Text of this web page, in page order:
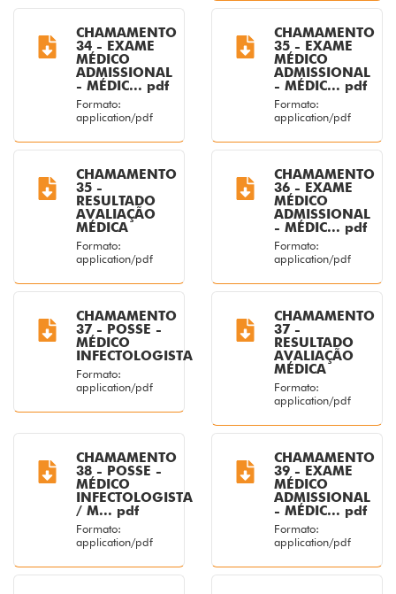
CHAMAMENTO
34 - EXAME
MÉDICO
ADMISSIONAL
- MÉDIC... pdf
Formato:
application/pdf
CHAMAMENTO
35 - EXAME
MÉDICO
ADMISSIONAL
- MÉDIC... pdf
Formato:
application/pdf
CHAMAMENTO
35 -
RESULTADO
AVALIAÇÃO
MÉDICA
Formato:
application/pdf
CHAMAMENTO
36 - EXAME
MÉDICO
ADMISSIONAL
- MÉDIC... pdf
Formato:
application/pdf
CHAMAMENTO
37 - POSSE -
MÉDICO
INFECTOLOGISTA
Formato:
application/pdf
CHAMAMENTO
37 -
RESULTADO
AVALIAÇÃO
MÉDICA
Formato:
application/pdf
CHAMAMENTO
38 - POSSE -
MÉDICO
INFECTOLOGISTA
/ M... pdf
Formato:
application/pdf
CHAMAMENTO
39 - EXAME
MÉDICO
ADMISSIONAL
- MÉDIC... pdf
Formato:
application/pdf